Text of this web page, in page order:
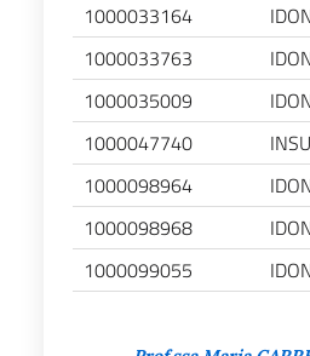
1000033164
1000033763
1000035009
1000047740
1000098964
1000098968
1000099055